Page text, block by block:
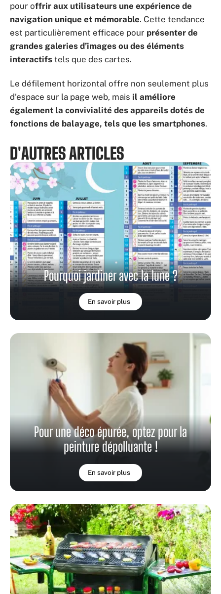
pour offrir aux utilisateurs une expérience de
navigation unique et mémorable. Cette tendance
est particulièrement efficace pour présenter de
grandes galeries d’images ou des éléments
interactifs tels que des cartes.
Le défilement horizontal offre non seulement plus
d’espace sur la page web, mais il améliore
également la convivialité des appareils dotés de
fonctions de balayage, tels que les smartphones.
D'AUTRES ARTICLES
Pourquoi jardiner avec la lune ?
En savoir plus
Pour une déco épurée, optez pour la
peinture dépolluante !
En savoir plus